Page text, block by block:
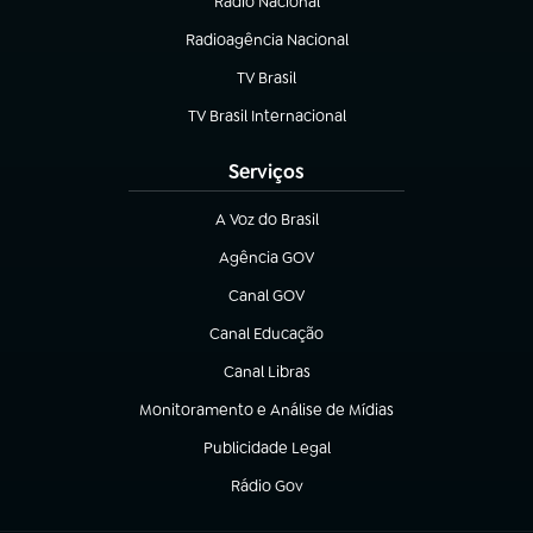
(abre em nova aba)
Radioagência Nacional
(abre em nova aba)
TV Brasil
(abre em nova aba)
TV Brasil Internacional
(abre em nova aba)
Serviços
A Voz do Brasil
(abre em nova aba)
Agência GOV
(abre em nova aba)
Canal GOV
(abre em nova aba)
Canal Educação
(abre em nova aba)
Canal Libras
(abre em nova aba)
Monitoramento e Análise de Mídias
(abre em nova aba)
Publicidade Legal
(abre em nova aba)
Rádio Gov
(abre em nova aba)